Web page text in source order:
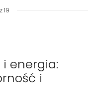
z 19
i energia:
i